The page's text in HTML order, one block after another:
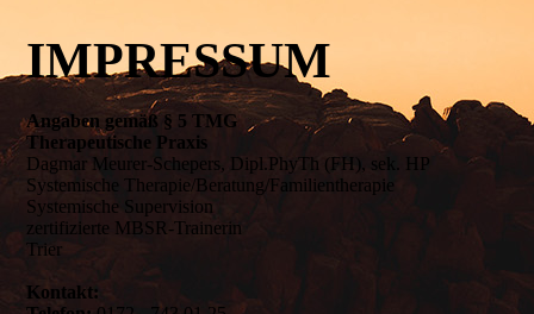
IMPRESSUM
Angaben gemäß § 5 TMG
Therapeutische Praxis
Dagmar Meurer-Schepers, Dipl.PhyTh (FH), sek. HP
Systemische Therapie/Beratung/Familientherapie
Systemische Supervision
zertifizierte MBSR-Trainerin
Trier
Kontakt: